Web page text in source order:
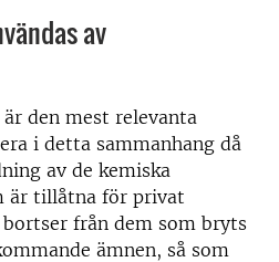
av
den mest relevanta
i detta sammanhang då
av de kemiska
är tillåtna för privat
från dem som bryts
ämnen, så som